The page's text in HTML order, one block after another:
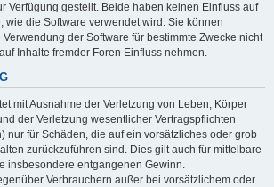
Verfügung gestellt. Beide haben keinen Einfluss auf
wie die Software verwendet wird. Sie können
der Software für bestimmte Zwecke nicht
Inhalte fremder Foren Einfluss nehmen.
mit Ausnahme der Verletzung von Leben, Körper
der Verletzung wesentlicher Vertragspflichten
nur für Schäden, die auf ein vorsätzliches oder grob
zurückzuführen sind. Dies gilt auch für mittelbare
insbesondere entgangenen Gewinn.
Verbrauchern außer bei vorsätzlichem oder